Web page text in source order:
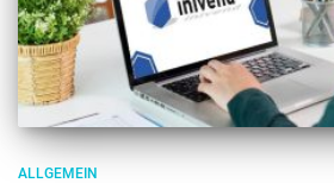
ALLGEMEIN